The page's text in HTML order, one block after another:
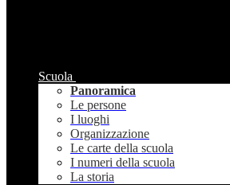
Scuola
Panoramica
Le persone
I luoghi
Organizzazione
Le carte della scuola
I numeri della scuola
La storia